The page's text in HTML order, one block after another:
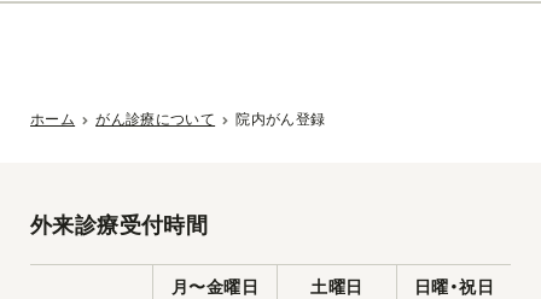
ホーム がん診療について 院内がん登録
外来診療受付時間
月〜金曜日 土曜日 日曜・祝日